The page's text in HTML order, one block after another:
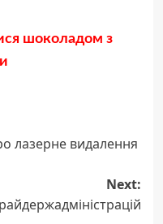
шоколадом з
лазерне видалення
Next: